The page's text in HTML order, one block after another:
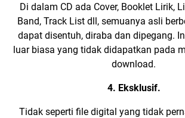
Di dalam CD ada Cover, Booklet Lirik,
Band, Track List dll, semuanya asli
dapat disentuh, diraba dan dipegang.
luar biasa yang tidak didapatkan pada
download.
4. Eksklusif.
Tidak seperti file digital yang tidak